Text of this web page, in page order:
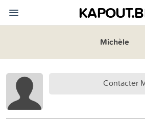
Michèle
Contacter